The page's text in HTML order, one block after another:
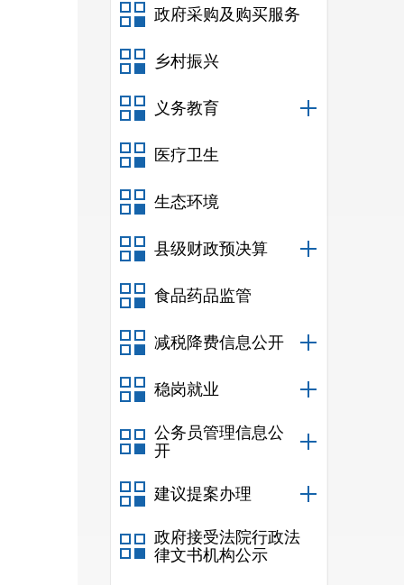
政府采购及购买服务
乡村振兴
义务教育
医疗卫生
生态环境
县级财政预决算
食品药品监管
减税降费信息公开
稳岗就业
公务员管理信息公
开
建议提案办理
政府接受法院行政法
律文书机构公示